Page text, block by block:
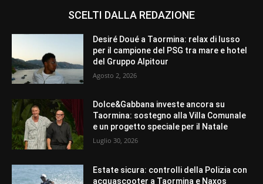
SCELTI DALLA REDAZIONE
Desiré Doué a Taormina: relax di lusso
per il campione del PSG tra mare e hotel
del Gruppo Alpitour
Agosto 2, 2026
Dolce&Gabbana investe ancora su
Taormina: sostegno alla Villa Comunale
e un progetto speciale per il Natale
Luglio 30, 2026
Estate sicura: controlli della Polizia con
acquascooter a Taormina e Naxos